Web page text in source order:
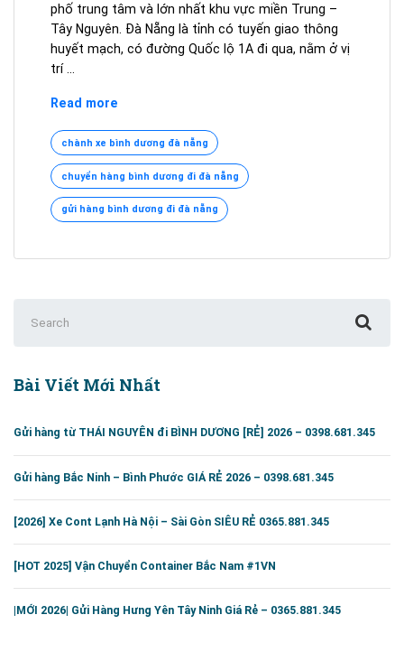
phố trung tâm và lớn nhất khu vực miền Trung –
Tây Nguyên. Đà Nẵng là tỉnh có tuyến giao thông
huyết mạch, có đường Quốc lộ 1A đi qua, nằm ở vị
trí …
Read more
TỪ
BÌNH
DƯƠNG
ĐI
ĐÀ
–
chành xe bình dương đà nẵng
chuyển hàng bình dương đi đà nẵng
gửi hàng bình dương đi đà nẵng
for:
Bài Viết Mới Nhất
Gửi hàng từ THÁI NGUYÊN đi BÌNH DƯƠNG [RẺ] 2026 – 0398.681.345
Gửi hàng Bắc Ninh – Bình Phước GIÁ RẺ 2026 – 0398.681.345
[2026] Xe Cont Lạnh Hà Nội – Sài Gòn SIÊU RẺ 0365.881.345
[HOT 2025] Vận Chuyển Container Bắc Nam #1VN
|MỚI 2026| Gửi Hàng Hưng Yên Tây Ninh Giá Rẻ – 0365.881.345